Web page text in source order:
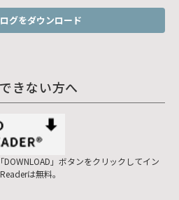
グをダウンロード
きない方へ
」ボタンをクリックしてイン
は無料。